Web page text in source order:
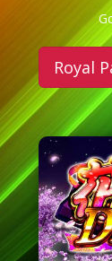
t
Royal